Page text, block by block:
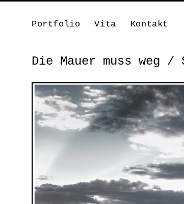
Portfolio Vita Kontakt
Die Mauer muss weg